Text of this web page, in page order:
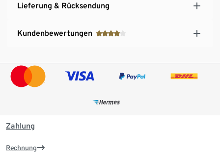
Lieferung & Rücksendung
Kundenbewertungen
Zahlung
Rechnung